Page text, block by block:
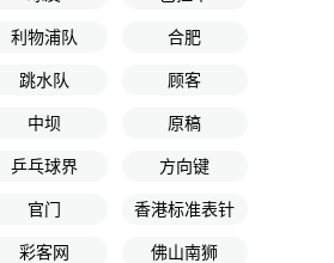
利物浦队 合肥
跳水队 顾客
中坝 原稿
乒乓球界 方向键
官门 香港标准表针
彩客网 佛山南狮